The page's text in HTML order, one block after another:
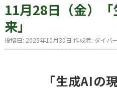
11月28日（金）
来」
投稿日: 2025年10月30日 作成者: ダイバ
「生成AIの